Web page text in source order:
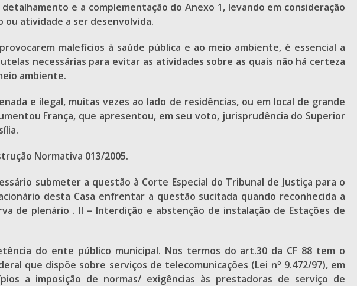
e a complementação do Anexo 1, levando em consideração
atividade a ser desenvolvida.
malefícios à saúde pública e ao meio ambiente, é essencial a
necessárias para evitar as atividades sobre as quais não há certeza
ambiente.
e ilegal, muitas vezes ao lado de residências, ou em local de grande
França, que apresentou, em seu voto, jurisprudência do Superior
Normativa 013/2005.
submeter a questão à Corte Especial do Tribunal de Justiça para o
desta Casa enfrentar a questão sucitada quando reconhecida a
de plenário . II – Interdição e abstenção de instalação de Estações de
do ente público municipal. Nos termos do art.30 da CF 88 tem o
que dispõe sobre serviços de telecomunicações (Lei nº 9.472/97), em
a imposição de normas/ exigências às prestadoras de serviço de